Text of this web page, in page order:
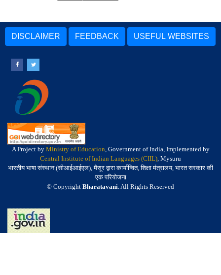
DISCLAIMER FEEDBACK USEFUL WEBSITES
A Project by Ministry of Education, Government of India, Implemented by
Central Institute of Indian Languages (CIIL), Mysuru
भारतीय भाषा संस्थान (सीआईआईएल), मैसूर द्वारा कार्यान्वित, शिक्षा मंत्रालय, भारत सरकार की
एक परियोजना
© Copyright Bharatavani. All Rights Reserved